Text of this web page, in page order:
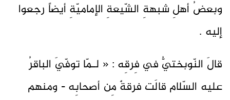
وبعضُ أهلِ شبهةِ الشّيعةِ الإماميّةِ أيضاً رجعوا
إليه .
قالَ النّوبختيُّ في فِرقِه : « لـمّا توفّيَ الباقرُ
عليه السّلام قالَت فرقةٌ مِن أصحابِه - ومنهم